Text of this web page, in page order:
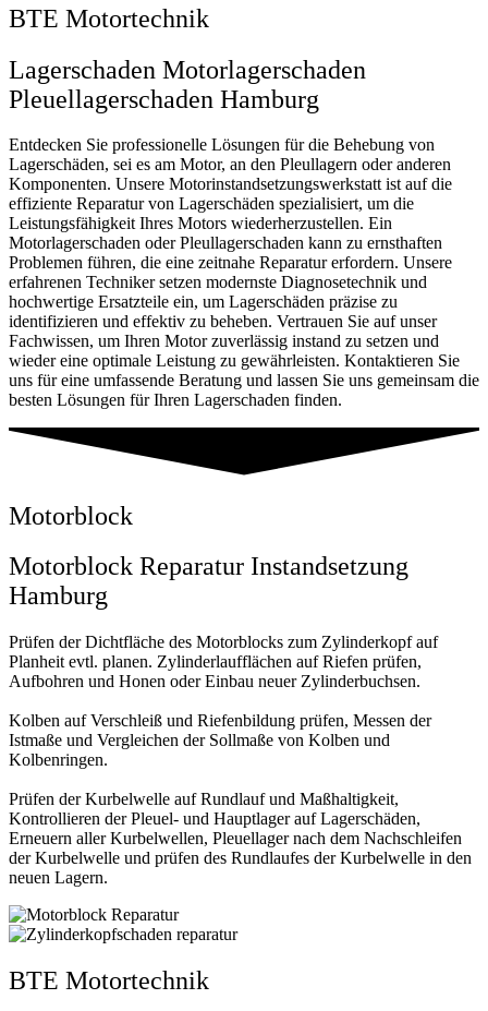
BTE Motortechnik
Lagerschaden Motorlagerschaden
Pleuellagerschaden Hamburg
Entdecken Sie professionelle Lösungen für die Behebung von
Lagerschäden, sei es am Motor, an den Pleullagern oder anderen
Komponenten. Unsere Motorinstandsetzungswerkstatt ist auf die
effiziente Reparatur von Lagerschäden spezialisiert, um die
Leistungsfähigkeit Ihres Motors wiederherzustellen. Ein
Motorlagerschaden oder Pleullagerschaden kann zu ernsthaften
Problemen führen, die eine zeitnahe Reparatur erfordern. Unsere
erfahrenen Techniker setzen modernste Diagnosetechnik und
hochwertige Ersatzteile ein, um Lagerschäden präzise zu
identifizieren und effektiv zu beheben. Vertrauen Sie auf unser
Fachwissen, um Ihren Motor zuverlässig instand zu setzen und
wieder eine optimale Leistung zu gewährleisten. Kontaktieren Sie
uns für eine umfassende Beratung und lassen Sie uns gemeinsam die
besten Lösungen für Ihren Lagerschaden finden.
Motorblock
Motorblock Reparatur Instandsetzung
Hamburg
Prüfen der Dichtfläche des Motorblocks zum Zylinderkopf auf
Planheit evtl. planen. Zylinderlaufflächen auf Riefen prüfen,
Aufbohren und Honen oder Einbau neuer Zylinderbuchsen.
Kolben auf Verschleiß und Riefenbildung prüfen, Messen der
Istmaße und Vergleichen der Sollmaße von Kolben und
Kolbenringen.
Prüfen der Kurbelwelle auf Rundlauf und Maßhaltigkeit,
Kontrollieren der Pleuel- und Hauptlager auf Lagerschäden,
Erneuern aller Kurbelwellen, Pleuellager nach dem Nachschleifen
der Kurbelwelle und prüfen des Rundlaufes der Kurbelwelle in den
neuen Lagern.
BTE Motortechnik